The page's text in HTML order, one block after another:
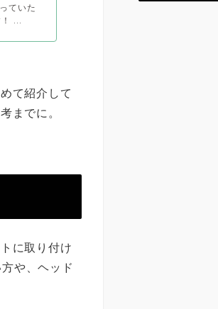
ていた
...
て紹介して
までに。
に取り付け
や、ヘッド